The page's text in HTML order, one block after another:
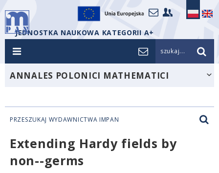
JEDNOSTKA NAUKOWA KATEGORII A+
szukaj...
ANNALES POLONICI MATHEMATICI
PRZESZUKAJ WYDAWNICTWA IMPAN
Extending Hardy fields by
non--germs